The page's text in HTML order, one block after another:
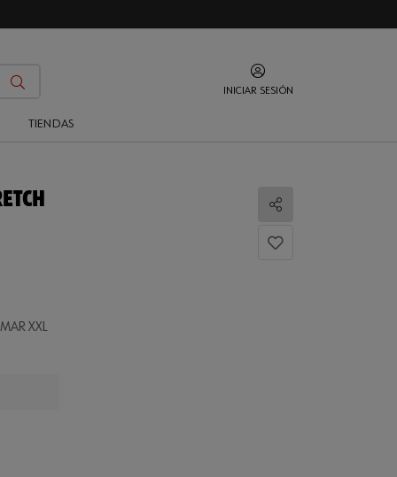
INICIAR SESIÓN
TIENDAS
Compartir
XXL